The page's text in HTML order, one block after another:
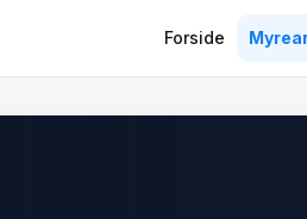
Forside